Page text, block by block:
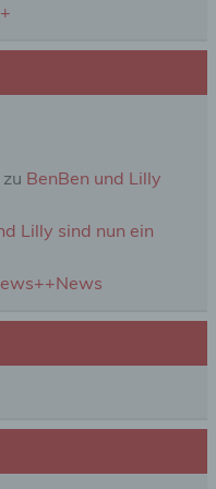
zu BenBen und Lilly
Lilly sind nun ein
im
Anpassung oder
Abfragen, die
durch Übermittlung,
die Verknüpfung,
oder die
ist die Markierung
Daten mit dem